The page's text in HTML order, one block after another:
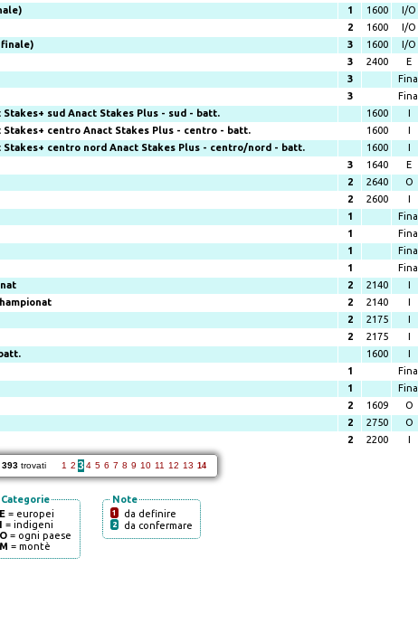
1 1600 I/O
2 1600 I/O
finale) 3 1600 I/O
3 2400 E
3
3
Stakes+ sud Anact Stakes Plus - sud - batt. 1600 I
Stakes+ centro Anact Stakes Plus - centro - batt. 1600 I
Stakes+ centro nord Anact Stakes Plus - centro/nord - batt. 1600 I
3 1640 E
2 2640 O
2 2600 I
1
1
1
1
2 2140 I
2 2140 I
2 2175 I
2 2175 I
1600 I
1
1
2 1609 O
2 2750 O
2 2200 I
393 trovati 1 2 34 5 6 7 8 9 10 11 12 13 14
Categorie
E = europei
I = indigeni
O = ogni paese
M = montè
Note
1 da definire
2 da confermare